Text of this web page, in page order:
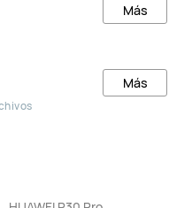
Más
Más